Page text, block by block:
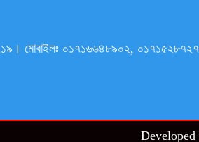
১২১৯। মোবাইলঃ ০১৭১৬৬৪৮৯০২,
Developed